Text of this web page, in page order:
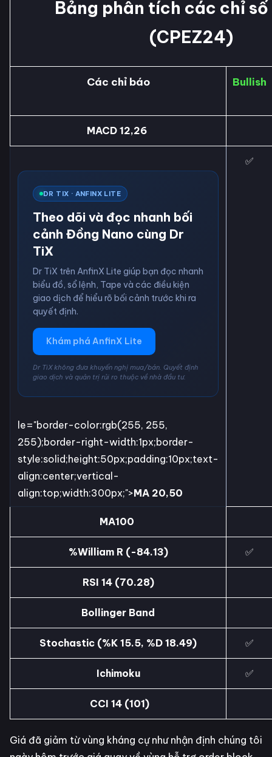
Bảng phân tích các chỉ số
(CPEZ24)
Các chỉ báo Bullish
MACD 12,26
DR TIX · ANFINX LITE
Theo dõi và đọc nhanh bối
cảnh Đồng Nano cùng Dr
TiX
Dr TiX trên AnfinX Lite giúp bạn đọc nhanh
biểu đồ, sổ lệnh, Tape và các điều kiện
giao dịch để hiểu rõ bối cảnh trước khi ra
quyết định.
Khám phá AnfinX Lite
Dr TiX không đưa khuyến nghị mua/bán. Quyết định
giao dịch và quản trị rủi ro thuộc về nhà đầu tư.
le="border-color:rgb(255, 255,
255);border-right-width:1px;border-
style:solid;height:50px;padding:10px;text-
align:center;vertical-
align:top;width:300px;">MA 20,50
✅
MA100
%William R (-84.13) ✅
RSI 14 (70.28)
Bollinger Band
Stochastic (%K 15.5, %D 18.49) ✅
Ichimoku ✅
CCI 14 (101)
Giá đã giảm từ vùng kháng cự như nhận định chúng tôi